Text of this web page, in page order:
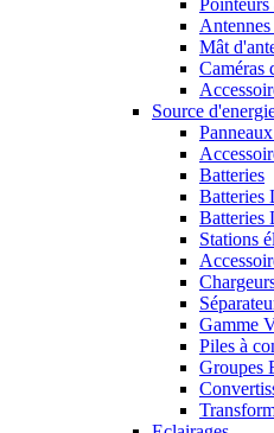
Pointeurs
Mât
Caméras
Source
Batteries
Batteries
Stations
Gamme
Piles à
Groupes